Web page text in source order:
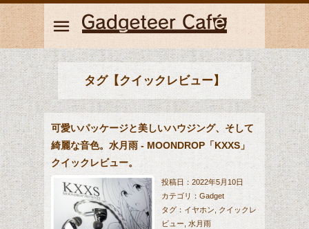
タグ【クイックレビュー】
可愛いパッケージと美しいハウジング、そして
綺麗な音色。水月雨 - MOONDROP「KXXS」
クイックレビュー。
投稿日：2022年5月10日
カテゴリ： Gadget
タグ： イヤホン
クイックレ
ビュー 水月雨